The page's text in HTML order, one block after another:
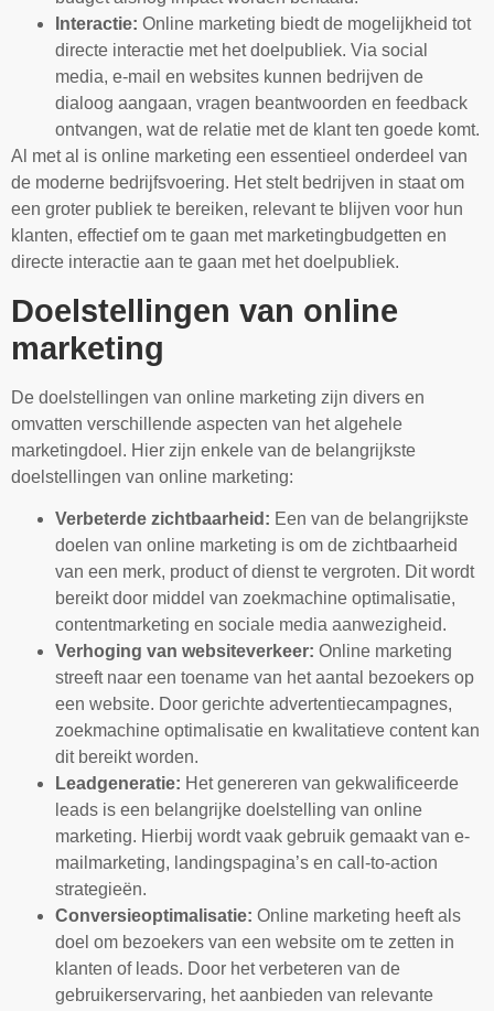
Interactie: Online marketing biedt de mogelijkheid tot
directe interactie met het doelpubliek. Via social
media, e-mail en websites kunnen bedrijven de
dialoog aangaan, vragen beantwoorden en feedback
ontvangen, wat de relatie met de klant ten goede komt.
Al met al is online marketing een essentieel onderdeel van
de moderne bedrijfsvoering. Het stelt bedrijven in staat om
een groter publiek te bereiken, relevant te blijven voor hun
klanten, effectief om te gaan met marketingbudgetten en
directe interactie aan te gaan met het doelpubliek.
Doelstellingen van online
marketing
De doelstellingen van online marketing zijn divers en
omvatten verschillende aspecten van het algehele
marketingdoel. Hier zijn enkele van de belangrijkste
doelstellingen van online marketing:
Verbeterde zichtbaarheid: Een van de belangrijkste
doelen van online marketing is om de zichtbaarheid
van een merk, product of dienst te vergroten. Dit wordt
bereikt door middel van zoekmachine optimalisatie,
contentmarketing en sociale media aanwezigheid.
Verhoging van websiteverkeer: Online marketing
streeft naar een toename van het aantal bezoekers op
een website. Door gerichte advertentiecampagnes,
zoekmachine optimalisatie en kwalitatieve content kan
dit bereikt worden.
Leadgeneratie: Het genereren van gekwalificeerde
leads is een belangrijke doelstelling van online
marketing. Hierbij wordt vaak gebruik gemaakt van e-
mailmarketing, landingspagina’s en call-to-action
strategieën.
Conversieoptimalisatie: Online marketing heeft als
doel om bezoekers van een website om te zetten in
klanten of leads. Door het verbeteren van de
gebruikerservaring, het aanbieden van relevante